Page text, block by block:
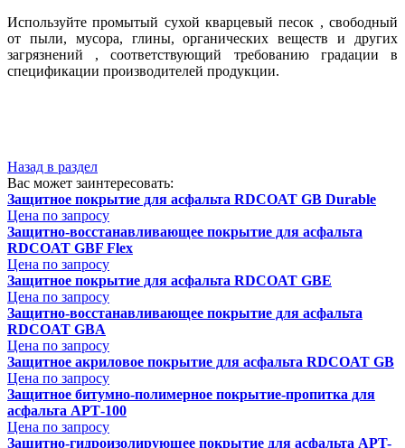
Используйте промытый сухой кварцевый песок , свободный
от пыли, мусора, глины, органических веществ и других
загрязнений , соответствующий требованию градации в
спецификации производителей продукции.
Назад в раздел
Вас может заинтересовать:
Защитное покрытие для асфальта RDCOAT GB Durable
Цена по запросу
Защитно-восстанавливающее покрытие для асфальта
RDCOAT GBF Flex
Цена по запросу
Защитное покрытие для асфальта RDCOAT GBE
Цена по запросу
Защитно-восстанавливающее покрытие для асфальта
RDCOAT GBA
Цена по запросу
Защитное акриловое покрытие для асфальта RDCOAT GB
Цена по запросу
Защитное битумно-полимерное покрытие-пропитка для
асфальта АРТ-100
Цена по запросу
Защитно-гидроизолирующее покрытие для асфальта APT-